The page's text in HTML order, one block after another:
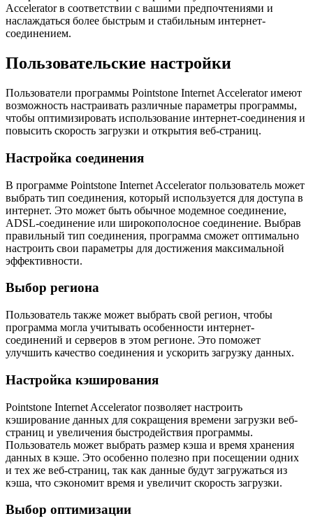
Accelerator в соответствии с вашими предпочтениями и
наслаждаться более быстрым и стабильным интернет-
соединением.
Пользовательские настройки
Пользователи программы Pointstone Internet Accelerator имеют
возможность настраивать различные параметры программы,
чтобы оптимизировать использование интернет-соединения и
повысить скорость загрузки и открытия веб-страниц.
Настройка соединения
В программе Pointstone Internet Accelerator пользователь может
выбрать тип соединения, который используется для доступа в
интернет. Это может быть обычное модемное соединение,
ADSL-соединение или широкополосное соединение. Выбрав
правильный тип соединения, программа сможет оптимально
настроить свои параметры для достижения максимальной
эффективности.
Выбор региона
Пользователь также может выбрать свой регион, чтобы
программа могла учитывать особенности интернет-
соединений и серверов в этом регионе. Это поможет
улучшить качество соединения и ускорить загрузку данных.
Настройка кэширования
Pointstone Internet Accelerator позволяет настроить
кэширование данных для сокращения времени загрузки веб-
страниц и увеличения быстродействия программы.
Пользователь может выбрать размер кэша и время хранения
данных в кэше. Это особенно полезно при посещении одних
и тех же веб-страниц, так как данные будут загружаться из
кэша, что сэкономит время и увеличит скорость загрузки.
Выбор оптимизации